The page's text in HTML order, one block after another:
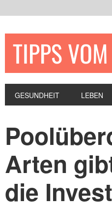
TIPPS
GESUNDHEIT LEBEN
Arten
die